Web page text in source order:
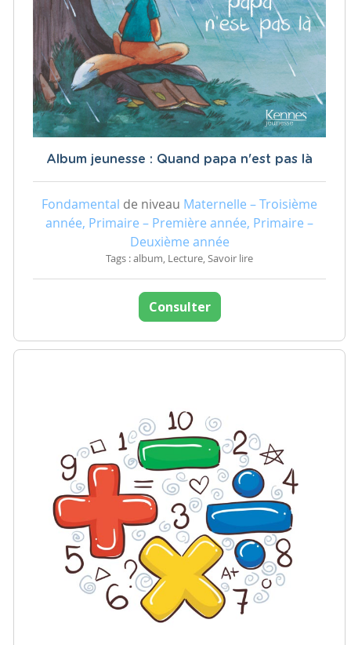
Album jeunesse : Quand papa n'est pas là
Fondamental de niveau Maternelle – Troisième
année, Primaire – Première année, Primaire –
Deuxième année
Tags : album, Lecture, Savoir lire
Consulter